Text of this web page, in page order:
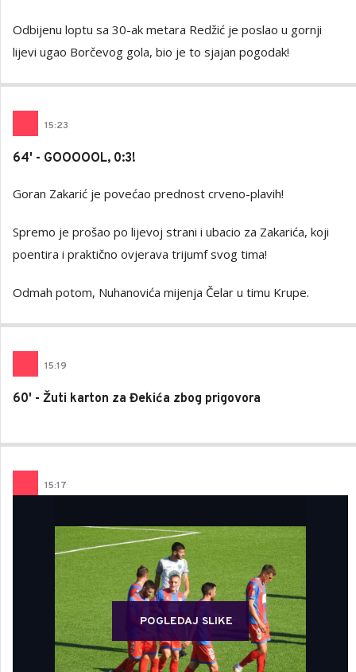
Odbijenu loptu sa 30-ak metara Redžić je poslao u gornji
lijevi ugao Borčevog gola, bio je to sjajan pogodak!
15:23
64' - GOOOOOL, 0:3!
Goran Zakarić je povećao prednost crveno-plavih!
Spremo je prošao po lijevoj strani i ubacio za Zakarića, koji
poentira i praktično ovjerava trijumf svog tima!
Odmah potom, Nuhanovića mijenja Čelar u timu Krupe.
15:19
60' - Žuti karton za Đekića zbog prigovora
15:17
POGLEDAJ SLIKE